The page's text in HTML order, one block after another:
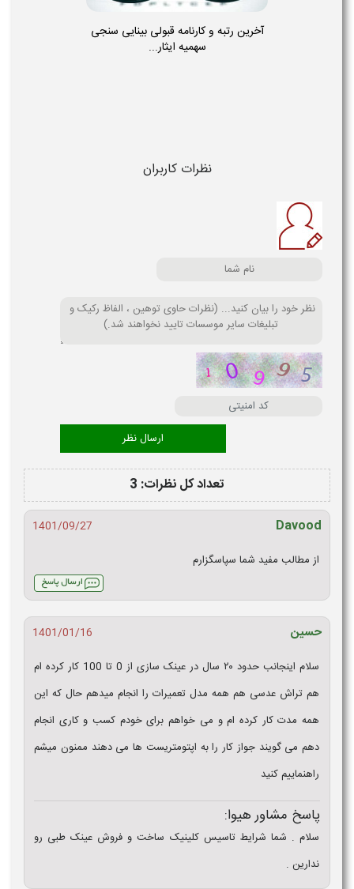
آخرین رتبه و کارنامه قبولی بینایی سنجی
سهمیه ایثار...
نظرات کاربران
تعداد کل نظرات: 3
Davood
1401/09/27
از مطالب مفید شما سپاسگزارم
حسین
1401/01/16
سلام اینجانب حدود ۲۰ سال در عینک سازی از 0 تا 100 کار کرده ام
هم تراش عدسی هم همه مدل تعمیرات را انجام میدهم حال که این
همه مدت کار کرده ام و می خواهم برای خودم کسب و کاری انجام
دهم می گویند جواز کار را به اپتومتریست ها می دهند ممنون میشم
راهنماییم کنید
پاسخ مشاور هیوا:
سلام . شما شرایط تاسیس کلینیک ساخت و فروش عینک طبی رو
ندارین .